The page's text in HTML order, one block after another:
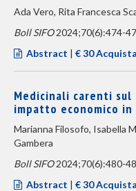
Ada Vero, Rita Francesca
Boll SIFO2024;70(6):474-
Abstract | € 30
Medicinali carenti
impatto economico
Marianna Filosofo, Isabella
Gambera
Boll SIFO2024;70(6):480-
Abstract | € 30